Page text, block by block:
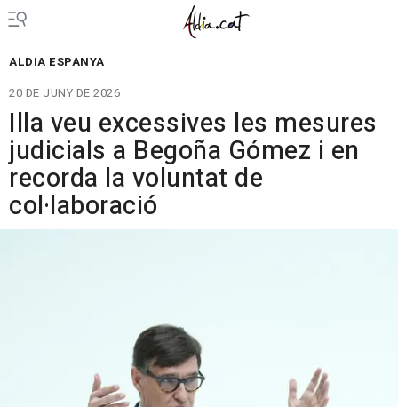
ALDIA ESPANYA
20 DE JUNY DE 2026
Illa veu excessives les mesures
judicials a Begoña Gómez i en
recorda la voluntat de
col·laboració